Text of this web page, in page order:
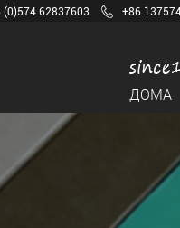
(0)574 62837603 +86
ДОМА